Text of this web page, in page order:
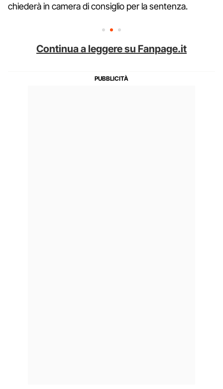
chiederà in camera di consiglio per la sentenza.
Continua a leggere su Fanpage.it